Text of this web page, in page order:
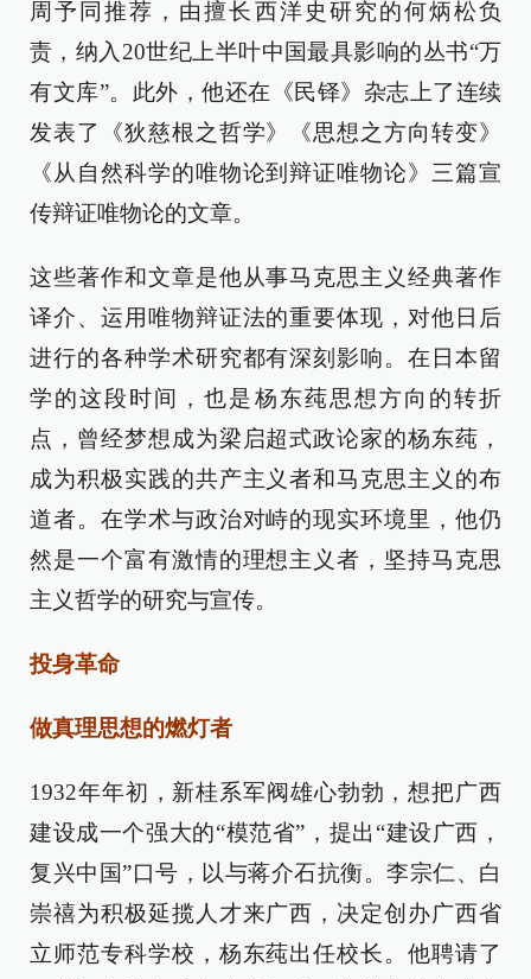
周予同推荐，由擅长西洋史研究的何炳松负
责，纳入20世纪上半叶中国最具影响的丛书“万
有文库”。此外，他还在《民铎》杂志上了连续
发表了《狄慈根之哲学》《思想之方向转变》
《从自然科学的唯物论到辩证唯物论》三篇宣
传辩证唯物论的文章。
这些著作和文章是他从事马克思主义经典著作
译介、运用唯物辩证法的重要体现，对他日后
进行的各种学术研究都有深刻影响。在日本留
学的这段时间，也是杨东莼思想方向的转折
点，曾经梦想成为梁启超式政论家的杨东莼，
成为积极实践的共产主义者和马克思主义的布
道者。在学术与政治对峙的现实环境里，他仍
然是一个富有激情的理想主义者，坚持马克思
主义哲学的研究与宣传。
投身革命
做真理思想的燃灯者
1932年年初，新桂系军阀雄心勃勃，想把广西
建设成一个强大的“模范省”，提出“建设广西，
复兴中国”口号，以与蒋介石抗衡。李宗仁、白
崇禧为积极延揽人才来广西，决定创办广西省
立师范专科学校，杨东莼出任校长。他聘请了